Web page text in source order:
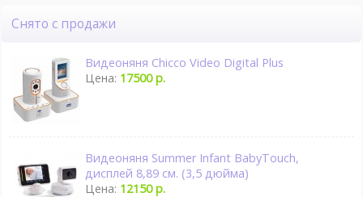
Снято с продажи
Видеоняня Chicco Video Digital Plus
Цена: 17500 р.
Видеоняня Summer Infant BabyTouch,
дисплей 8,89 см. (3,5 дюйма)
Цена: 12150 р.